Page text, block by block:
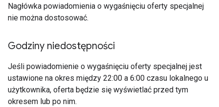
Nagłówka powiadomienia o wygaśnięciu oferty specjalnej
nie można dostosować.
Godziny niedostępności
Jeśli powiadomienie o wygaśnięciu oferty specjalnej jest
ustawione na okres między 22:00 a 6:00 czasu lokalnego u
użytkownika, oferta będzie się wyświetlać przed tym
okresem lub po nim.